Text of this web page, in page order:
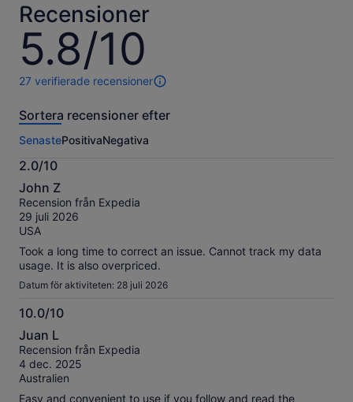
Recensioner
5.8/10
5.8
av
10
27 verifierade recensioner
27
av
här
aktiviteten.
Mer
information
om
våra
verifierade
Sortera recensioner efter
SenastePositivaNegativa
2.0/10
2.0
av
10
John Z
Recension från Expedia
29 juli 2026
USA
Took a long time to correct an issue. Cannot track my data
usage. It is also overpriced.
Datum för aktiviteten: 28 juli 2026
10.0/10
10.0
av
10
Juan L
Recension från Expedia
4 dec. 2025
Australien
Easy and convenient to use if you follow and read the